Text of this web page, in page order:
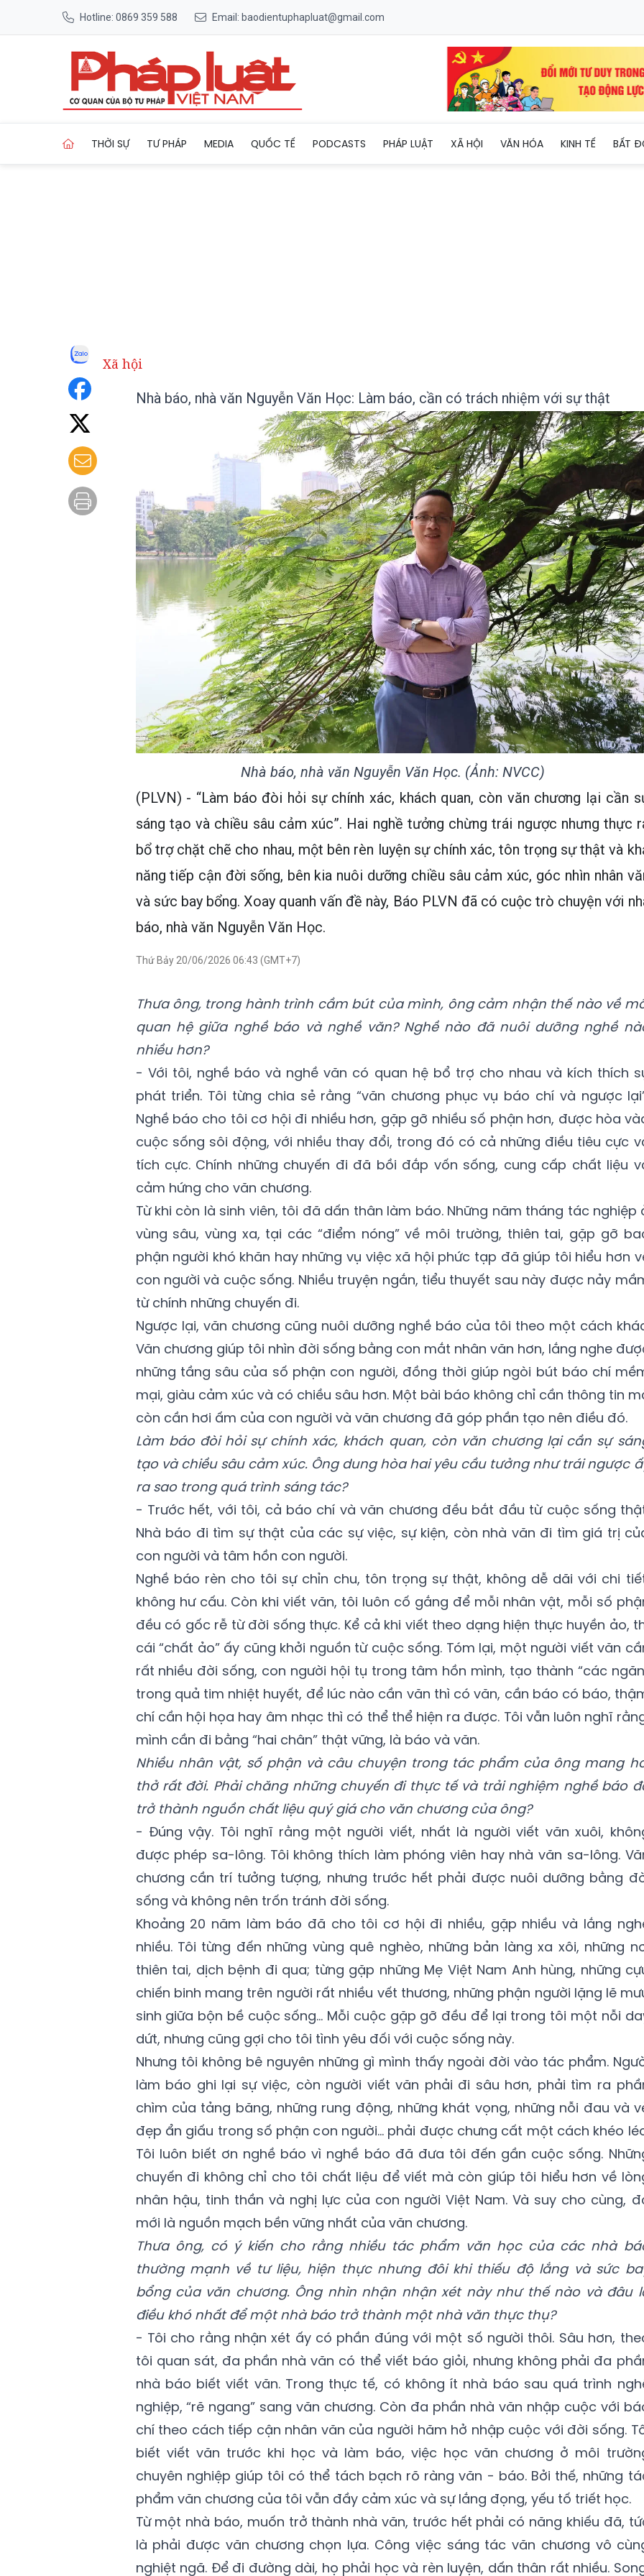
Hotline: 0869 359 588 Email: baodientuphapluat@gmail.com
THỜI SỰ TƯ PHÁP MEDIA QUỐC TẾ PODCASTS PHÁP LUẬT XÃ HỘI VĂN HÓA KINH TẾ BẤT
Xã hội
Nhà báo, nhà văn Nguyễn Văn Học: Làm báo, cần có trách nhiệm với sự thật
Nhà báo, nhà văn Nguyễn Văn Học. (Ảnh: NVCC)
(PLVN) - “Làm báo đòi hỏi sự chính xác, khách quan, còn văn chương lại cần
sáng tạo và chiều sâu cảm xúc”. Hai nghề tưởng chừng trái ngược nhưng thực
bổ trợ chặt chẽ cho nhau, một bên rèn luyện sự chính xác, tôn trọng sự thật và
năng tiếp cận đời sống, bên kia nuôi dưỡng chiều sâu cảm xúc, góc nhìn nhân
và sức bay bổng. Xoay quanh vấn đề này, Báo PLVN đã có cuộc trò chuyện với
báo, nhà văn Nguyễn Văn Học.
Thứ Bảy 20/06/2026 06:43 (GMT+7)
Thưa ông, trong hành trình cầm bút của mình, ông cảm nhận thế nào về
quan hệ giữa nghề báo và nghề văn? Nghề nào đã nuôi dưỡng nghề
nhiều hơn?
- Với tôi, nghề báo và nghề văn có quan hệ bổ trợ cho nhau và kích thích
phát triển. Tôi từng chia sẻ rằng “văn chương phục vụ báo chí và ngược
Nghề báo cho tôi cơ hội đi nhiều hơn, gặp gỡ nhiều số phận hơn, được hòa
cuộc sống sôi động, với nhiều thay đổi, trong đó có cả những điều tiêu cực
tích cực. Chính những chuyến đi đã bồi đắp vốn sống, cung cấp chất liệu
cảm hứng cho văn chương.
Từ khi còn là sinh viên, tôi đã dấn thân làm báo. Những năm tháng tác nghiệp
vùng sâu, vùng xa, tại các “điểm nóng” về môi trường, thiên tai, gặp gỡ
phận người khó khăn hay những vụ việc xã hội phức tạp đã giúp tôi hiểu hơn
con người và cuộc sống. Nhiều truyện ngắn, tiểu thuyết sau này được nảy
từ chính những chuyến đi.
Ngược lại, văn chương cũng nuôi dưỡng nghề báo của tôi theo một cách
Văn chương giúp tôi nhìn đời sống bằng con mắt nhân văn hơn, lắng nghe
những tầng sâu của số phận con người, đồng thời giúp ngòi bút báo chí
mại, giàu cảm xúc và có chiều sâu hơn. Một bài báo không chỉ cần thông tin
còn cần hơi ấm của con người và văn chương đã góp phần tạo nên điều đó.
Làm báo đòi hỏi sự chính xác, khách quan, còn văn chương lại cần sự
tạo và chiều sâu cảm xúc. Ông dung hòa hai yêu cầu tưởng như trái ngược
ra sao trong quá trình sáng tác?
- Trước hết, với tôi, cả báo chí và văn chương đều bắt đầu từ cuộc sống
Nhà báo đi tìm sự thật của các sự việc, sự kiện, còn nhà văn đi tìm giá trị
con người và tâm hồn con người.
Nghề báo rèn cho tôi sự chỉn chu, tôn trọng sự thật, không dễ dãi với chi
không hư cấu. Còn khi viết văn, tôi luôn cố gắng để mỗi nhân vật, mỗi số
đều có gốc rễ từ đời sống thực. Kể cả khi viết theo dạng hiện thực huyền ảo,
cái “chất ảo” ấy cũng khởi nguồn từ cuộc sống. Tóm lại, một người viết văn
rất nhiều đời sống, con người hội tụ trong tâm hồn mình, tạo thành “các
trong quả tim nhiệt huyết, để lúc nào cần văn thì có văn, cần báo có báo,
chí cần hội họa hay âm nhạc thì có thể thể hiện ra được. Tôi vẫn luôn nghĩ
mình cần đi bằng “hai chân” thật vững, là báo và văn.
Nhiều nhân vật, số phận và câu chuyện trong tác phẩm của ông mang
thở rất đời. Phải chăng những chuyến đi thực tế và trải nghiệm nghề báo
trở thành nguồn chất liệu quý giá cho văn chương của ông?
- Đúng vậy. Tôi nghĩ rằng một người viết, nhất là người viết văn xuôi,
được phép sa-lông. Tôi không thích làm phóng viên hay nhà văn sa-lông.
chương cần trí tưởng tượng, nhưng trước hết phải được nuôi dưỡng bằng
sống và không nên trốn tránh đời sống.
Khoảng 20 năm làm báo đã cho tôi cơ hội đi nhiều, gặp nhiều và lắng
nhiều. Tôi từng đến những vùng quê nghèo, những bản làng xa xôi, những
thiên tai, dịch bệnh đi qua; từng gặp những Mẹ Việt Nam Anh hùng, những
chiến binh mang trên người rất nhiều vết thương, những phận người lặng lẽ
sinh giữa bộn bề cuộc sống… Mỗi cuộc gặp gỡ đều để lại trong tôi một nỗi
dứt, nhưng cũng gợi cho tôi tình yêu đối với cuộc sống này.
Nhưng tôi không bê nguyên những gì mình thấy ngoài đời vào tác phẩm.
làm báo ghi lại sự việc, còn người viết văn phải đi sâu hơn, phải tìm ra
chìm của tảng băng, những rung động, những khát vọng, những nỗi đau và
đẹp ẩn giấu trong số phận con người... phải được chưng cất một cách khéo
Tôi luôn biết ơn nghề báo vì nghề báo đã đưa tôi đến gần cuộc sống.
chuyến đi không chỉ cho tôi chất liệu để viết mà còn giúp tôi hiểu hơn về
nhân hậu, tinh thần và nghị lực của con người Việt Nam. Và suy cho cùng,
mới là nguồn mạch bền vững nhất của văn chương.
Thưa ông, có ý kiến cho rằng nhiều tác phẩm văn học của các nhà
thường mạnh về tư liệu, hiện thực nhưng đôi khi thiếu độ lắng và sức
bổng của văn chương. Ông nhìn nhận nhận xét này như thế nào và đâu
điều khó nhất để một nhà báo trở thành một nhà văn thực thụ?
- Tôi cho rằng nhận xét ấy có phần đúng với một số người thôi. Sâu hơn,
tôi quan sát, đa phần nhà văn có thể viết báo giỏi, nhưng không phải đa
nhà báo biết viết văn. Trong thực tế, có không ít nhà báo sau quá trình
nghiệp, “rẽ ngang” sang văn chương. Còn đa phần nhà văn nhập cuộc với
chí theo cách tiếp cận nhân văn của người hăm hở nhập cuộc với đời sống.
biết viết văn trước khi học và làm báo, việc học văn chương ở môi
chuyên nghiệp giúp tôi có thể tách bạch rõ ràng văn - báo. Bởi thế, những
phẩm văn chương của tôi vẫn đầy cảm xúc và sự lắng đọng, yếu tố triết học.
Từ một nhà báo, muốn trở thành nhà văn, trước hết phải có năng khiếu đã,
là phải được văn chương chọn lựa. Công việc sáng tác văn chương vô
nghiệt ngã. Để đi đường dài, họ phải học và rèn luyện, dấn thân rất nhiều.